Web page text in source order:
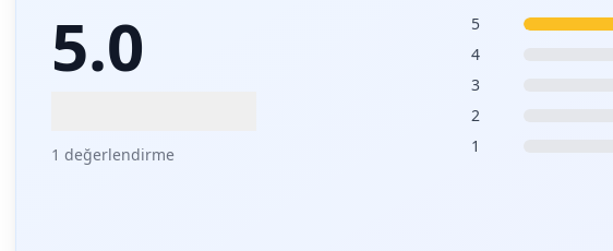
5.0
1 değerlendirme
5
4
3
2
1